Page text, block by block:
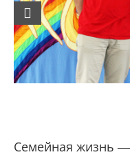
Previous
Семейная жизнь